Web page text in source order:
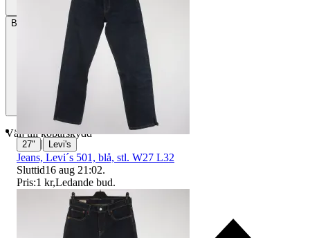
Betalning Via Tradera
Välj till köparskydd
27" | Levi's
Jeans, Levi´s 501, blå, stl. W27 L32
Sluttid16 aug 21:02.
Pris:1 kr,Ledande bud.